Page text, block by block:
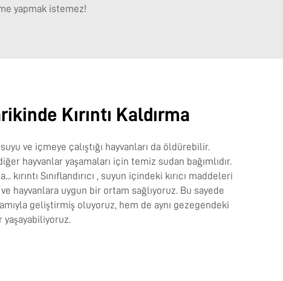
yapmak istemez!
Kırıntı Kaldırma
suyu ve içmeye çalıştığı hayvanları da öldürebilir.
hayvanlar yaşamaları için temiz sudan bağımlıdır.
kırıntı Sınıflandırıcı , suyun içindeki kırıcı maddeleri
hayvanlara uygun bir ortam sağlıyoruz. Bu sayede
geliştirmiş oluyoruz, hem de aynı gezegendeki
yaşayabiliyoruz.